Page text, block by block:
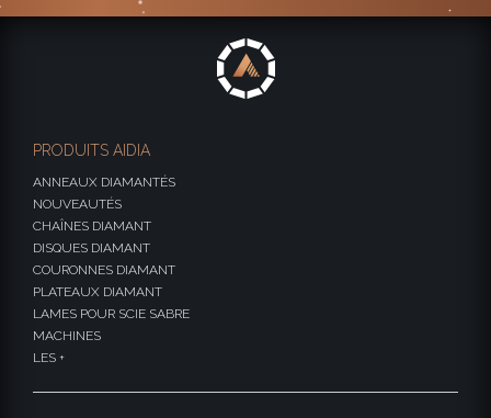
PRODUITS AIDIA
ANNEAUX DIAMANTÉS
NOUVEAUTÉS
CHAÎNES DIAMANT
DISQUES DIAMANT
COURONNES DIAMANT
PLATEAUX DIAMANT
LAMES POUR SCIE SABRE
MACHINES
LES +